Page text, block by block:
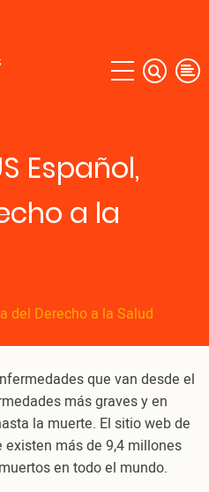
Español,
a la
del Derecho a la Salud
que van desde el
más graves y en
la muerte. El sitio web de
más de 9,4 millones
en todo el mundo.